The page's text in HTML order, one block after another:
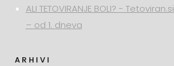
ALI TETOVIRANJE BOLI? - Tetoviran.si
– od 1. dneva
ARHIVI